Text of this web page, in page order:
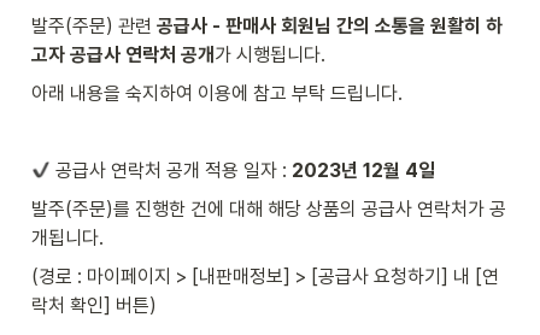
발주(주문) 관련 공급사 - 판매사 회원님 간의 소통을 원활히 하
고자 공급사 연락처 공개 가 시행됩니다.
아래 내용을 숙지하여 이용에 참고 부탁 드립니다.
공급사 연락처 공개 적용 일자 : 2023년 12월 4일
발주(주문)를 진행한 건에 대해 해당 상품의 공급사 연락처가 공
개됩니다.
(경로 : 마이페이지 > [내판매정보] > [공급사 요청하기] 내 [연
락처 확인] 버튼)